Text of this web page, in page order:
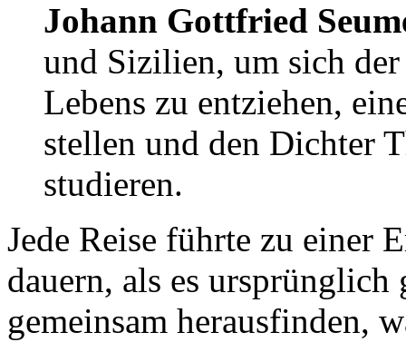
Johann Gottfried
und Sizilien, um sich
Lebens zu entziehen,
stellen und den Dichter
studieren.
Jede Reise führte zu einer
dauern, als es ursprünglich
gemeinsam herausfinden,